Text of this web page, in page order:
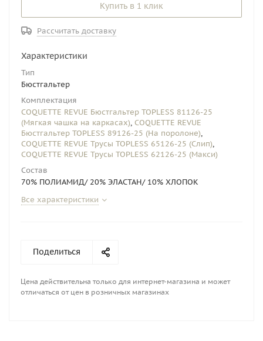
Купить в 1 клик
Рассчитать доставку
Характеристики
Тип
Бюстгальтер
Комплектация
COQUETTE REVUE Бюстгальтер TOPLESS 81126-25
(Мягкая чашка на каркасах), COQUETTE REVUE
Бюстгальтер TOPLESS 89126-25 (На поролоне),
COQUETTE REVUE Трусы TOPLESS 65126-25 (Слип),
COQUETTE REVUE Трусы TOPLESS 62126-25 (Макси)
Состав
70% ПОЛИАМИД/ 20% ЭЛАСТАН/ 10% ХЛОПОК
Все характеристики
Поделиться
Цена действительна только для интернет-магазина и может
отличаться от цен в розничных магазинах